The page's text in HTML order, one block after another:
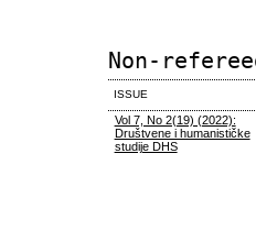
Non-
ISSUE
Vol 7, No 2(19) (2022):
Društvene i humanističke
studije DHS